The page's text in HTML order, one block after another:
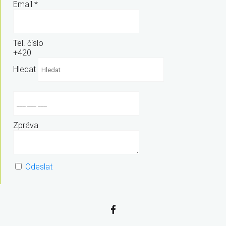
Email *
Tel. číslo
+420
Hledat
Zpráva
Odeslat